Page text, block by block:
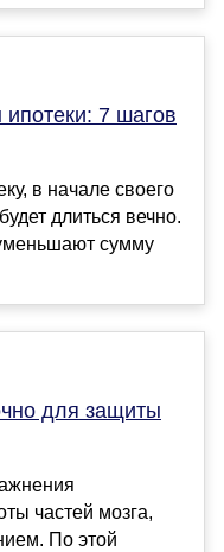
7 шагов
в начале своего
длиться вечно.
сумму
для защиты
частей мозга,
По этой